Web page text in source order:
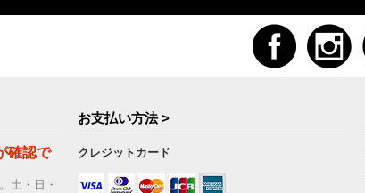
確認で
土・日・
お支払い方法 >
クレジットカード